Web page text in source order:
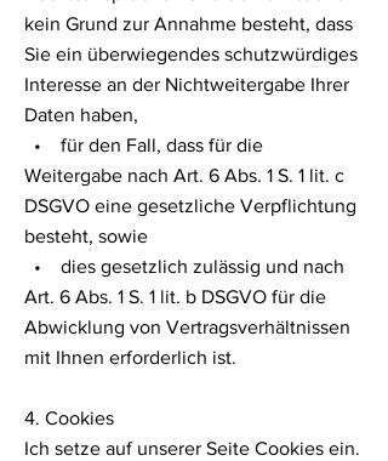
kein Grund zur Annahme besteht, dass
Sie ein überwiegendes schutzwürdiges
Interesse an der Nichtweitergabe Ihrer
Daten haben,
• für den Fall, dass für die
Weitergabe nach Art. 6 Abs. 1 S. 1 lit. c
DSGVO eine gesetzliche Verpflichtung
besteht, sowie
• dies gesetzlich zulässig und nach
Art. 6 Abs. 1 S. 1 lit. b DSGVO für die
Abwicklung von Vertragsverhältnissen
mit Ihnen erforderlich ist.
4. Cookies
Ich setze auf unserer Seite Cookies ein.